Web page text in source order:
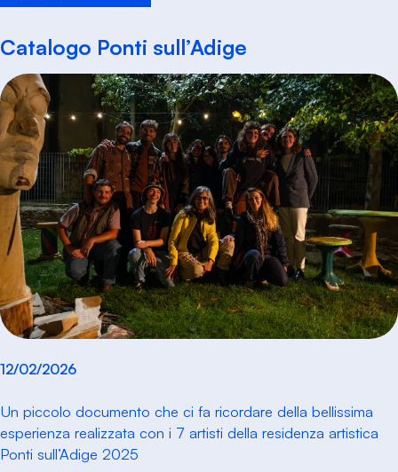
Catalogo Ponti sull’Adige
12/02/2026
Un piccolo documento che ci fa ricordare della bellissima
esperienza realizzata con i 7 artisti della residenza artistica
Ponti sull’Adige 2025